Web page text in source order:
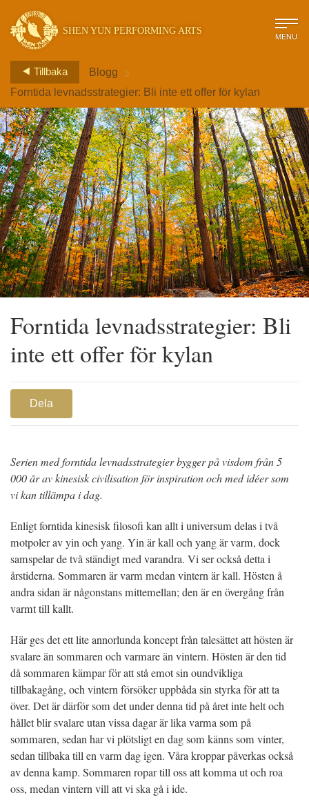
SHEN YUN PERFORMING ARTS MENU
Tillbaka Blogg >
Forntida levnadsstrategier: Bli inte ett offer för kylan
Forntida levnadsstrategier: Bli
inte ett offer för kylan
Dela
Serien med forntida levnadsstrategier bygger på visdom från 5
000 år av kinesisk civilisation för inspiration och med idéer som
vi kan tillämpa i dag.
Enligt forntida kinesisk filosofi kan allt i universum delas i två
motpoler av yin och yang. Yin är kall och yang är varm, dock
samspelar de två ständigt med varandra. Vi ser också detta i
årstiderna. Sommaren är varm medan vintern är kall. Hösten å
andra sidan är någonstans mittemellan; den är en övergång från
varmt till kallt.
Här ges det ett lite annorlunda koncept från talesättet att hösten är
svalare än sommaren och varmare än vintern. Hösten är den tid
då sommaren kämpar för att stå emot sin oundvikliga
tillbakagång, och vintern försöker uppbåda sin styrka för att ta
över. Det är därför som det under denna tid på året inte helt och
hållet blir svalare utan vissa dagar är lika varma som på
sommaren, sedan har vi plötsligt en dag som känns som vinter,
sedan tillbaka till en varm dag igen. Våra kroppar påverkas också
av denna kamp. Sommaren ropar till oss att komma ut och roa
oss, medan vintern vill att vi ska gå i ide.